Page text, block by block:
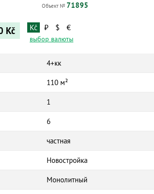
Объект № 71895
Kč Kč ₽ $ €
выбор валюты
4+кк
110 м²
1
6
частная
Новостройка
Монолитный